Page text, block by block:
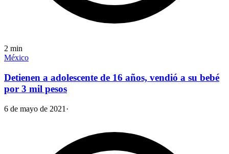
2 min
México
Detienen a adolescente de 16 años, vendió a su bebé
por 3 mil pesos
6 de mayo de 2021 ·